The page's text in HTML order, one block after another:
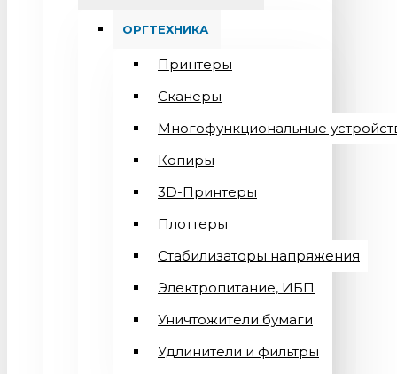
ОРГТЕХНИКА
Принтеры
Сканеры
Многофункциональные
Копиры
3D-Принтеры
Плоттеры
Стабилизаторы напряжения
Электропитание, ИБП
Уничтожители бумаги
Удлинители и фильтры